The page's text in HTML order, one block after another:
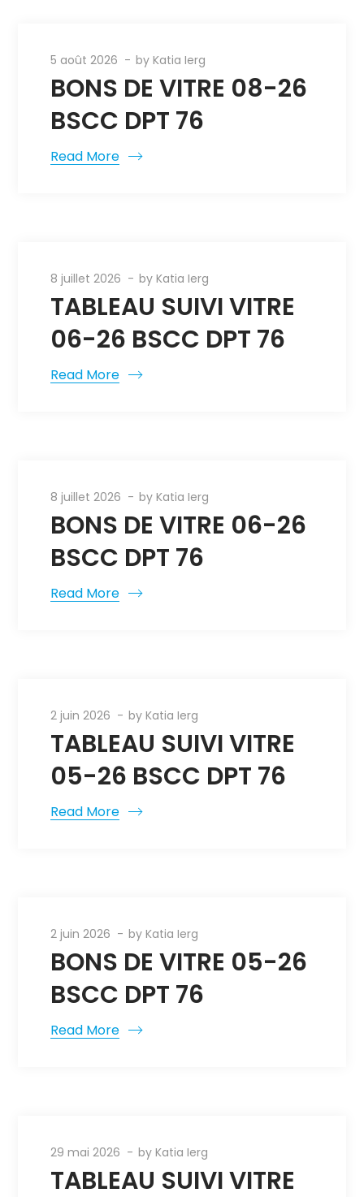
5 août 2026 byKatia Ierg
BONS DE VITRE 08-26
BSCC DPT 76
Read More
8 juillet 2026 byKatia Ierg
TABLEAU SUIVI VITRE
06-26 BSCC DPT 76
Read More
8 juillet 2026 byKatia Ierg
BONS DE VITRE 06-26
BSCC DPT 76
Read More
2 juin 2026 byKatia Ierg
TABLEAU SUIVI VITRE
05-26 BSCC DPT 76
Read More
2 juin 2026 byKatia Ierg
BONS DE VITRE 05-26
BSCC DPT 76
Read More
29 mai 2026 byKatia Ierg
TABLEAU SUIVI VITRE